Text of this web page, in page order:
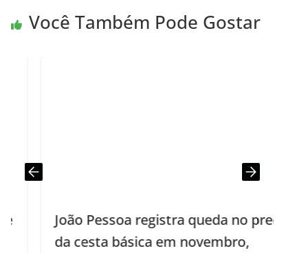
Você Também Pode Gostar
João Pessoa registra queda no preço
da cesta básica em novembro,